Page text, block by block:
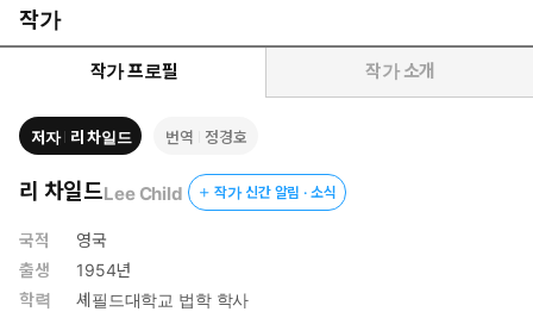
스를 안기며 독자들을 열광하게 한다. 컬렉션의 인기에 힘입어 『원
샷』과 『네버 고 백』이 톰 크루즈 주연의 영화 「잭 리처」, 「잭
리처: 네버 고 백」으로 각각 영화화된 바 있고, TV 드라마로도 제
“내가 원하는 건 그 여자를 찾아서 반지를 돌려주는 것뿐이야.
하지만 그녀가 무사하지 않다면 상황은 달라지겠지.”
정해진 목적지 없이 가장 먼저 출발하는 버스에 올라탄 잭 리처. 잠
시 들른 휴게소에서 산책길에 나선 리처는 전당포 앞을 지나가다 진
작가
작가 프로필 작가 소개
저자 리 차일드 번역 정경호
리 차일드Lee Child 작가 신간 알림 · 소식
국적
영국
출생
1954년
학력
셰필드대학교 법학 학사